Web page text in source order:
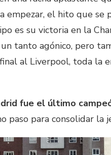
empezar, el hito que
es su victoria en la
tanto agónico, pero
al Liverpool, toda la
fue el último
paso para consolidar la